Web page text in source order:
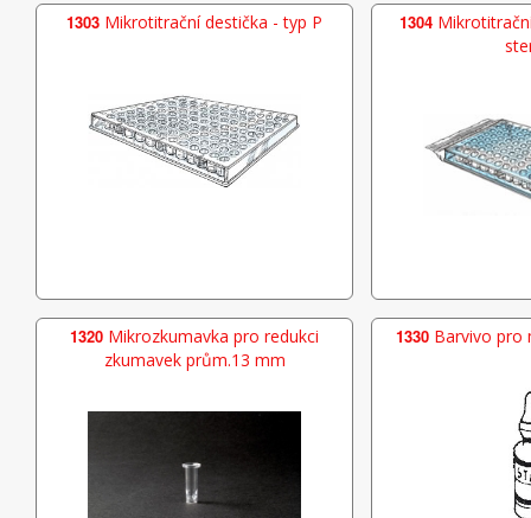
1303 Mikrotitrační destička - typ P 1304
1320 Mikrozkumavka pro redukci
zkumavek prům.13 mm
1330Barvivo pro